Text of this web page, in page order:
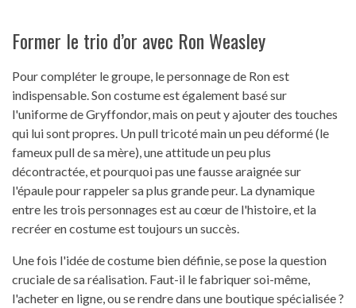
Former le trio d’or avec Ron Weasley
Pour compléter le groupe, le personnage de Ron est
indispensable. Son costume est également basé sur
l'uniforme de Gryffondor, mais on peut y ajouter des touches
qui lui sont propres. Un pull tricoté main un peu déformé (le
fameux pull de sa mère), une attitude un peu plus
décontractée, et pourquoi pas une fausse araignée sur
l'épaule pour rappeler sa plus grande peur. La dynamique
entre les trois personnages est au cœur de l'histoire, et la
recréer en costume est toujours un succès.
Une fois l'idée de costume bien définie, se pose la question
cruciale de sa réalisation. Faut-il le fabriquer soi-même,
l'acheter en ligne, ou se rendre dans une boutique spécialisée ?